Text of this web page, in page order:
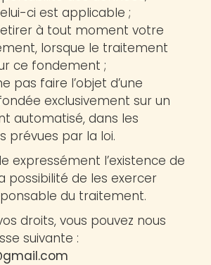
ci est applicable ;
à tout moment votre
lorsque le traitement
ce fondement ;
pas faire l’objet d’une
exclusivement sur un
automatisé, dans les
prévues par la loi.
expressément l’existence de
possibilité de les exercer
du traitement.
droits, vous pouvez nous
suivante :